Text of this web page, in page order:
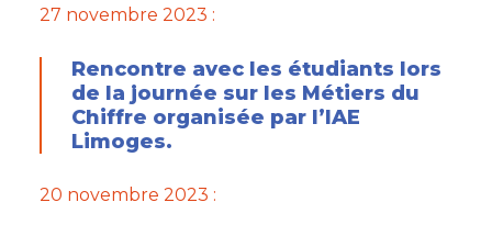
27 novembre 2023 :
Rencontre avec les étudiants lors
de la journée sur les Métiers du
Chiffre organisée par l’IAE
Limoges.
20 novembre 2023 :